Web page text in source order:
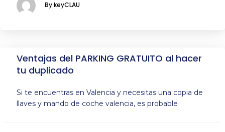
By keyCLAU
Ventajas del PARKING GRATUITO al hacer
tu duplicado
Si te encuentras en Valencia y necesitas una copia de
llaves y mando de coche valencia, es probable